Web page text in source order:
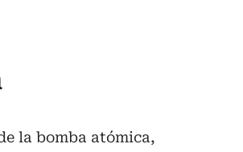
la bomba atómica,